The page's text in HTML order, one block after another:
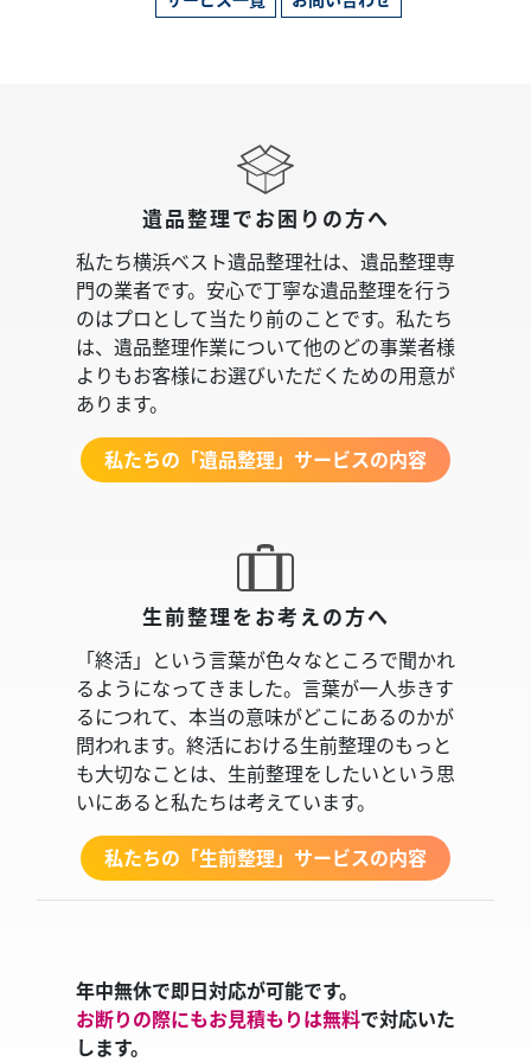
遺品整理でお困りの方へ
私たち横浜ベスト遺品整理社は、遺品整理専
門の業者です。安心で丁寧な遺品整理を行う
のはプロとして当たり前のことです。私たち
は、遺品整理作業について他のどの事業者様
よりもお客様にお選びいただくための用意が
あります。
私たちの「遺品整理」サービスの内容
生前整理をお考えの方へ
「終活」という言葉が色々なところで聞かれ
るようになってきました。言葉が一人歩きす
るにつれて、本当の意味がどこにあるのかが
問われます。終活における生前整理のもっと
も大切なことは、生前整理をしたいという思
いにあると私たちは考えています。
私たちの「生前整理」サービスの内容
年中無休で即日対応が可能です。
お断りの際にもお見積もりは無料で対応いた
します。